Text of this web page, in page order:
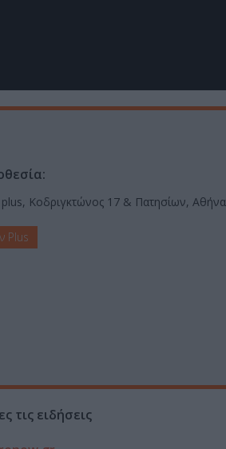
plus, Κοδριγκτώνος 17 & Πατησίων, Αθήνα
Plus
τις ειδήσεις